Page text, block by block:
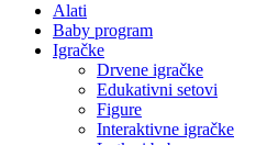
Alati
Baby program
Igračke
Drvene igračke
Edukativni setovi
Figure
Interaktivne igračke